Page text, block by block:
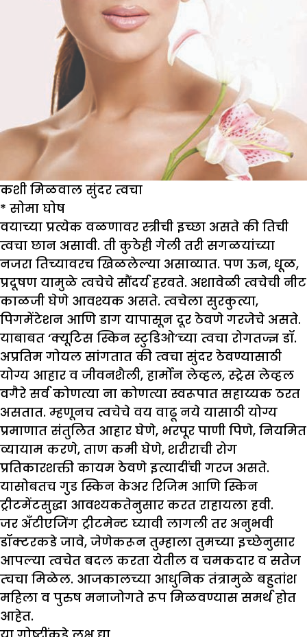
कशी मिळवाल सुंदर त्वचा
* सोमा घोष
वयाच्या प्रत्येक वळणावर स्त्रीची इच्छा असते की तिची
त्वचा छान असावी. ती कुठेही गेली तरी सगळयांच्या
नजरा तिच्यावरच खिळलेल्या असाव्यात. पण ऊन, धूळ,
प्रदूषण यामुळे त्वचेचे सौंदर्य हरवते. अशावेळी त्वचेची नीट
काळजी घेणे आवश्यक असते. त्वचेला सुरकुत्या,
पिगमेंटेशन आणि डाग यापासून दूर ठेवणे गरजेचे असते.
याबाबत ‘क्यूटिस स्किन स्टुडिओ’च्या त्वचा रोगतज्ज्ञ डॉ.
अप्रतिम गोयल सांगतात की त्वचा सुंदर ठेवण्यासाठी
योग्य आहार व जीवनशैली, हार्मोन लेव्हल, स्ट्रेस लेव्हल
वगैरे सर्व कोणत्या ना कोणत्या स्वरूपात सहाय्यक ठरत
असतात. म्हणूनच त्वचेचे वय वाढू नये यासाठी योग्य
प्रमाणात संतुलित आहार घेणे, भरपूर पाणी पिणे, नियमित
व्यायाम करणे, ताण कमी घेणे, शरीराची रोग
प्रतिकारशक्ती कायम ठेवणे इत्यादींची गरज असते.
यासोबतच गुड स्किन केअर रिजिम आणि स्किन
ट्रीटमेंटसुद्धा आवश्यकतेनुसार करत राहायला हवी.
जर अँटीएजिंग ट्रीटमेन्ट घ्यावी लागली तर अनुभवी
डॉक्टरकडे जावे, जेणेकरून तुम्हाला तुमच्या इच्छेनुसार
आपल्या त्वचेत बदल करता येतील व चमकदार व सतेज
त्चचा मिळेल. आजकालच्या आधुनिक तंत्रामुळे बहुतांश
महिला व पुरुष मनाजोगते रूप मिळवण्यास समर्थ होत
आहेत.